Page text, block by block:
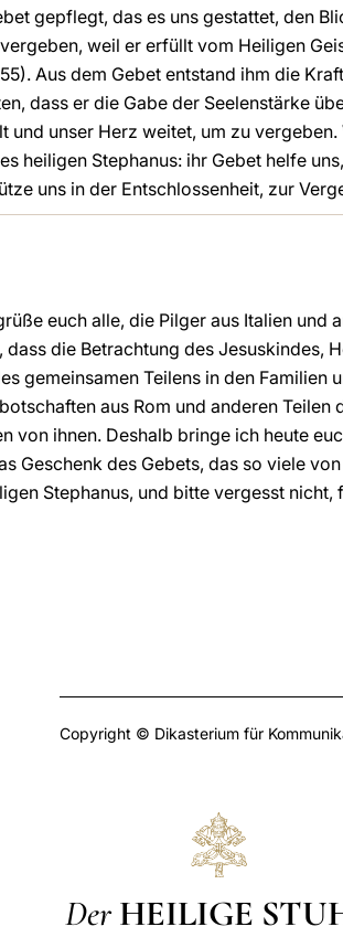
gepflegt, das es uns gestattet, den
weil er erfüllt vom Heiligen
Aus dem Gebet entstand ihm die
dass er die Gabe der Seelenstärke
und unser Herz weitet, um zu
heiligen Stephanus: ihr Gebet helfe
uns in der Entschlossenheit, zur
euch alle, die Pilger aus Italien und
die Betrachtung des Jesuskindes,
gemeinsamen Teilens in den Familien
aus Rom und anderen
von ihnen. Deshalb bringe ich heute
Geschenk des Gebets, das so viele
Stephanus, und bitte vergesst
Copyright © Dikasterium für
Der HEILIGE